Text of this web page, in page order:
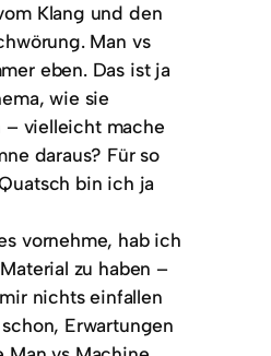
Klang und den
Man vs
eben. Das ist ja
wie sie
vielleicht mache
daraus? Für so
bin ich ja
vornehme, hab ich
zu haben –
nichts einfallen
Erwartungen